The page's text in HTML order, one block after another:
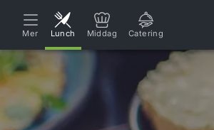
Mer Lunch Middag Catering